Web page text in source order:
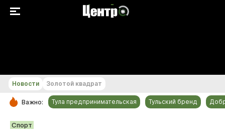
РУБРИКИ
Новости Золотой квадрат
Важно: Тула предпринимательская Тульский бренд
Спорт